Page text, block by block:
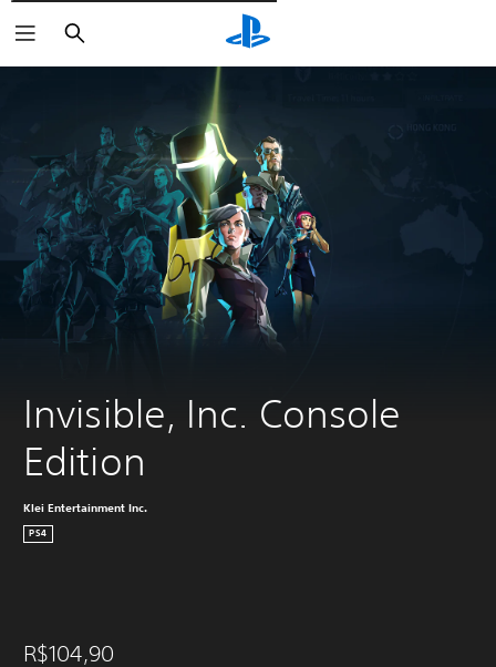
Pesquisar
Invisible, Inc. Console
Edition
Klei Entertainment Inc.
PS4
R$104,90